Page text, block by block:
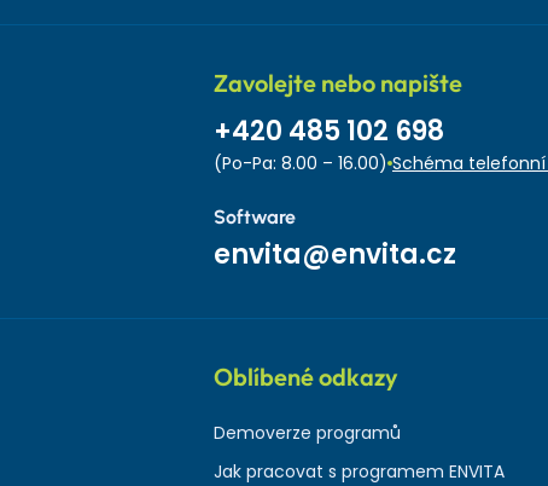
Zavolejte nebo napište
+420 485 102 698
(Po-Pa: 8.00 – 16.00) Schéma
Software
envita@envita.cz
Oblíbené odkazy
Demoverze programů
Jak pracovat s programem ENVITA